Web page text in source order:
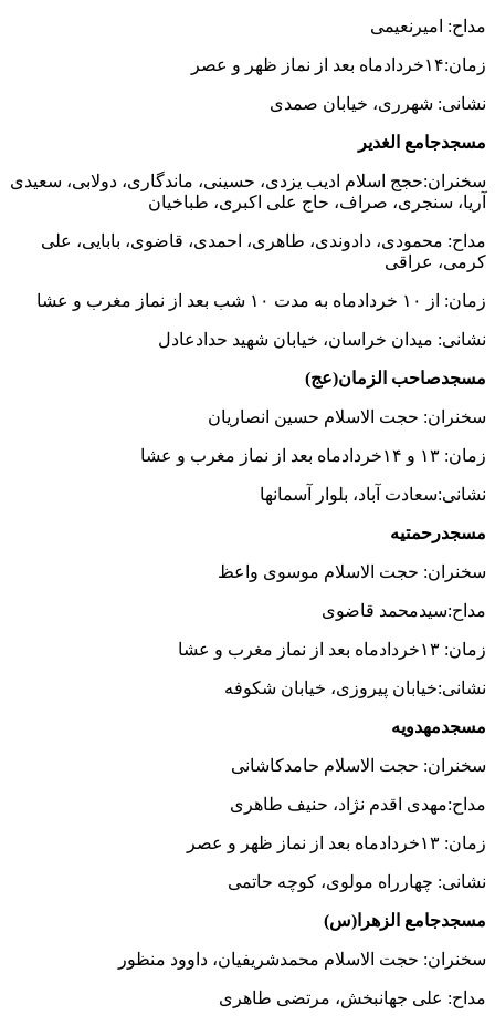
مداح: امیرنعیمی
زمان:۱۴خردادماه بعد از نماز ظهر و عصر
نشانی: شهرری، خیابان صمدی
مسجدجامع الغدیر
سخنران:حجج اسلام ادیب یزدی، حسینی، ماندگاری، دولابی، سعیدی
آریا، سنجری، صراف، حاج علی اکبری، طباخیان
مداح: محمودی، دادوندی، طاهری، احمدی، قاضوی، بابایی، علی
کرمی، عراقی
زمان: از ۱۰ خردادماه به مدت ۱۰ شب بعد از نماز مغرب و عشا
نشانی: میدان خراسان، خیابان شهید حدادعادل
مسجدصاحب الزمان(عج)
سخنران: حجت الاسلام حسین انصاریان
زمان: ۱۳ و ۱۴خردادماه بعد از نماز مغرب و عشا
نشانی:سعادت آباد، بلوار آسمانها
مسجدرحمتیه
سخنران: حجت الاسلام موسوی واعظ
مداح:سیدمحمد قاضوی
زمان: ۱۳خردادماه بعد از نماز مغرب و عشا
نشانی:خیابان پیروزی، خیابان شکوفه
مسجدمهدویه
سخنران: حجت الاسلام حامدکاشانی
مداح:مهدی اقدم نژاد، حنیف طاهری
زمان: ۱۳خردادماه بعد از نماز ظهر و عصر
نشانی: چهارراه مولوی، کوچه حاتمی
مسجدجامع الزهرا(س)
سخنران: حجت الاسلام محمدشریفیان، داوود منظور
مداح: علی جهانبخش، مرتضی طاهری